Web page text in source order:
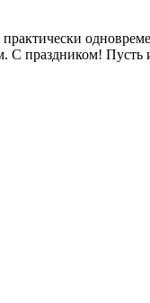
праздником! Пусть